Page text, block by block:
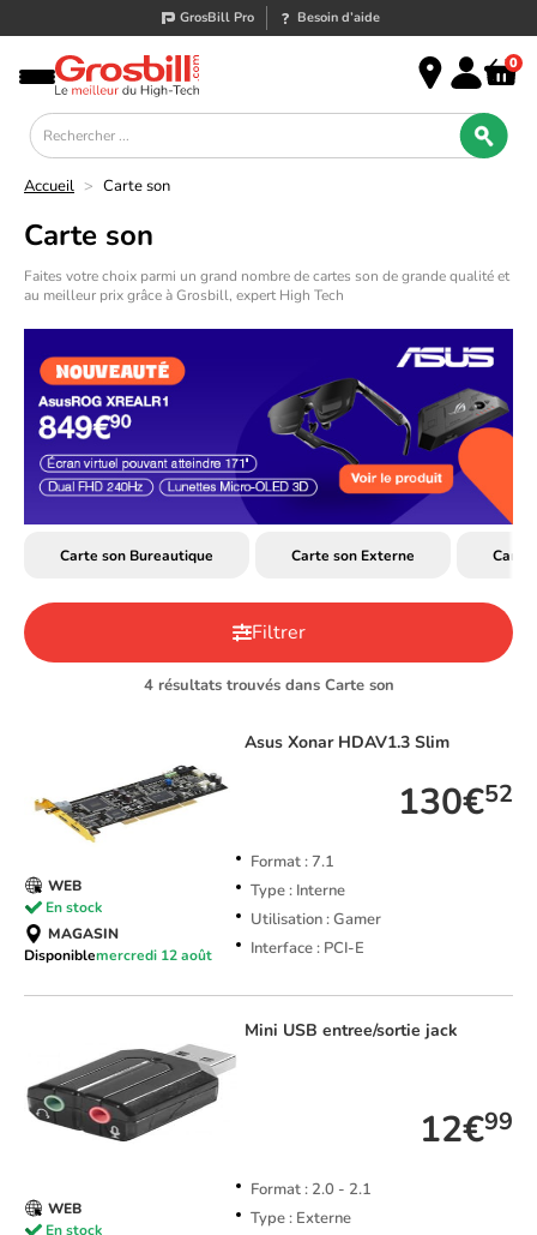
GrosBill Pro Besoin d’aide
0
Accueil > Carte son
Carte son
Faites votre choix parmi un grand nombre de cartes son de grande qualité et
au meilleur prix grâce à Grosbill, expert High Tech
Carte son Bureautique Carte son Externe Carte
4 résultats trouvés dans Carte son
Filtrer
Asus Xonar HDAV1.3 Slim
130€52
Format : 7.1
Type : Interne
Utilisation : Gamer
Interface : PCI-E
WEB
En stock
MAGASIN
Disponiblemercredi 12 août
Mini USB entree/sortie jack
12€99
Format : 2.0 - 2.1
Type : Externe
WEB
En stock